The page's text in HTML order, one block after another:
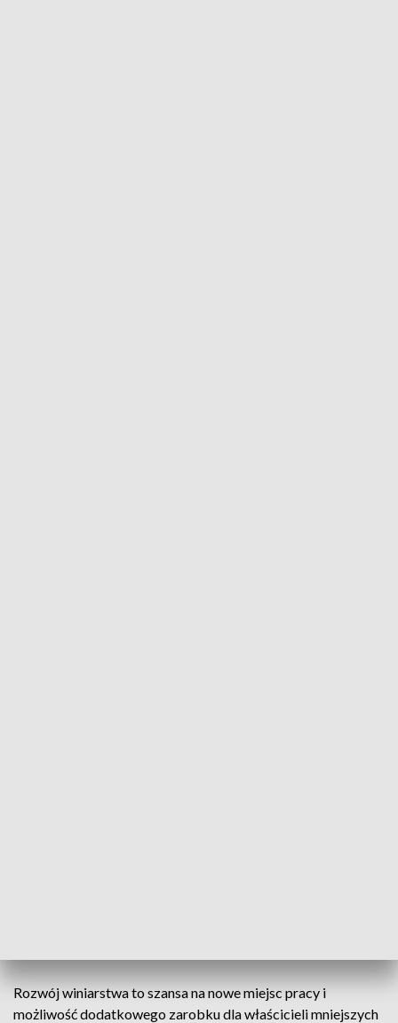
Rozwój winiarstwa to szansa na nowe miejsc pracy i
możliwość dodatkowego zarobku dla właścicieli mniejszych